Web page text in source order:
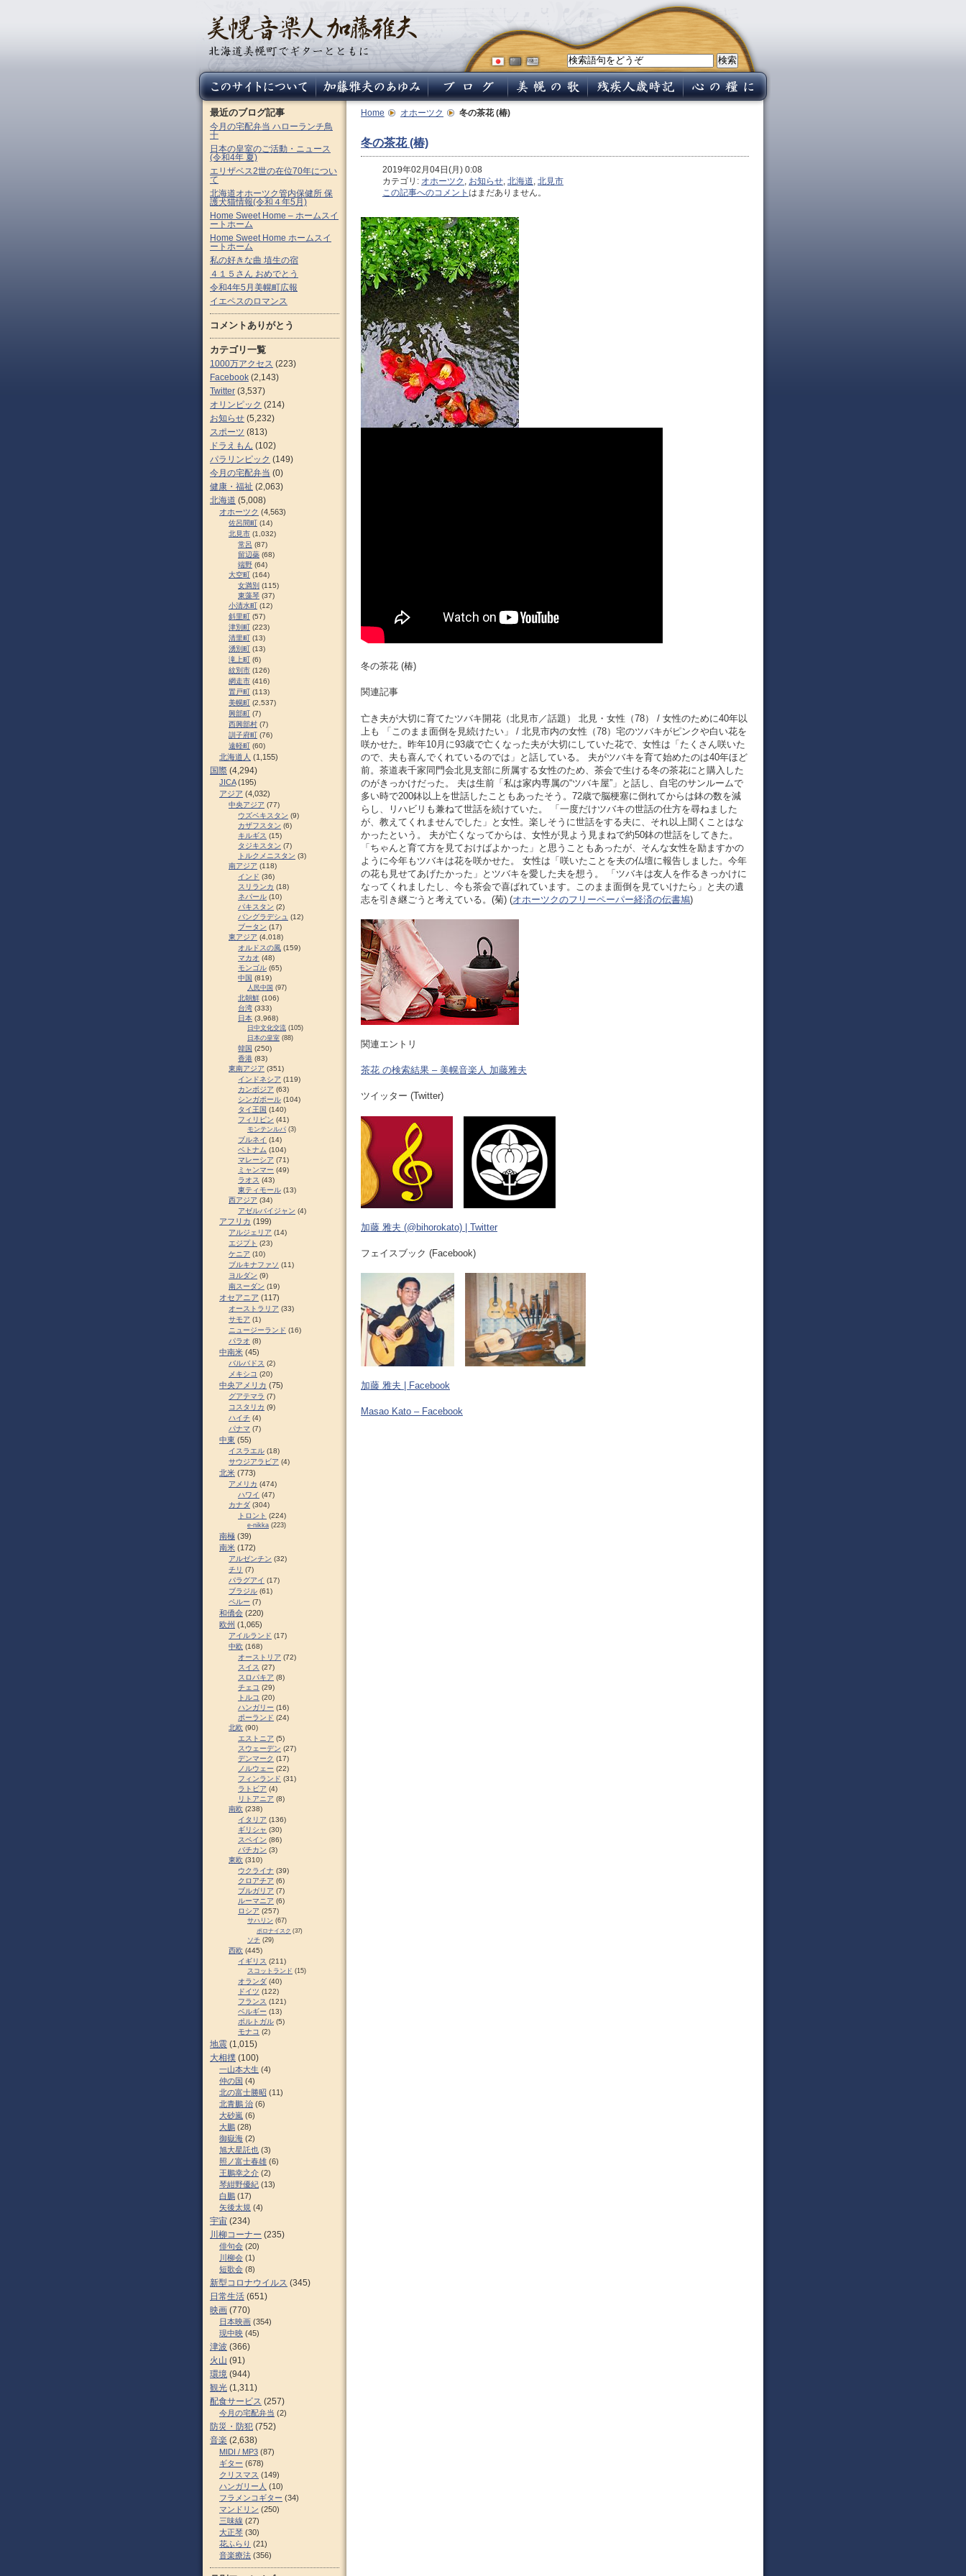
Home オホーツク 冬の茶花 (椿)
冬の茶花 (椿)
2019年02月04日(月) 0:08
カテゴリ: オホーツク , お知らせ, 北海道, 北見市
この記事へのコメント はまだありません。
冬の茶花 (椿)
関連記事
亡き夫が大切に育てたツバキ開花（北見市／話題） 北見・女性（78） / 女性のために40年以
上も 「このまま面倒を見続けたい」 / 北見市内の女性（78）宅のツバキがピンクや白い花を
咲かせた。昨年10月に93歳で亡くなった夫が大切にしていた花で、女性は「たくさん咲いた
ので、夫も喜んでくれているのでは」と話している。 夫がツバキを育て始めたのは40年ほど
前。茶道表千家同門会北見支部に所属する女性のため、茶会で生ける冬の茶花にと購入した
のがきっかけだった。 夫は生前「私は家内専属の“ツバキ屋”」と話し、自宅のサンルームで
多い時で200鉢以上を世話したこともあったそう。72歳で脳梗塞に倒れてからは鉢の数を減
らし、リハビリも兼ねて世話を続けていた。 「一度だけツバキの世話の仕方を尋ねました
が、教えてくれませんでした」と女性。楽しそうに世話をする夫に、それ以上聞くことはな
かったという。 夫が亡くなってからは、女性が見よう見まねで約50鉢の世話をしてきた。
「ちゃんと育て方を見ておけばよかった」と思うこともあったが、そんな女性を励ますかの
ように今年もツバキは花を咲かせた。 女性は「咲いたことを夫の仏壇に報告しました。今年
の花も見せてあげたかった」とツバキを愛した夫を想う。 「ツバキは友人を作るきっかけに
なってくれましたし、今も茶会で喜ばれています。このまま面倒を見ていけたら」と夫の遺
志を引き継ごうと考えている。(菊) (オホーツクのフリーペーパー経済の伝書鳩)
関連エントリ
茶花 の検索結果 – 美幌音楽人 加藤雅夫
ツイッター (Twitter)
加藤 雅夫 (@bihorokato) | Twitter
フェイスブック (Facebook)
加藤 雅夫 | Facebook
Masao Kato – Facebook
最近のブログ記事
今月の宅配弁当 ハローランチ鳥
十
日本の皇室のご活動・ニュース
(令和4年 夏)
エリザベス2世の在位70年につい
て
北海道オホーツク管内保健所 保
護犬猫情報(令和４年5月)
Home Sweet Home – ホームスイ
ートホーム
Home Sweet Home ホームスイ
ートホーム
私の好きな曲 埴生の宿
４１５さん おめでとう
令和4年5月美幌町広報
イエペスのロマンス
コメントありがとう
カテゴリ一覧
1000万アクセス (223)
Facebook (2,143)
Twitter (3,537)
オリンピック (214)
お知らせ (5,232)
スポーツ (813)
ドラえもん (102)
パラリンピック (149)
今月の宅配弁当 (0)
健康・福祉 (2,063)
北海道 (5,008)
オホーツク (4,563)
佐呂間町 (14)
北見市 (1,032)
常呂 (87)
留辺蘂 (68)
端野 (64)
大空町 (164)
女満別 (115)
東藻琴 (37)
小清水町 (12)
斜里町 (57)
津別町 (223)
清里町 (13)
湧別町 (13)
滝上町 (6)
紋別市 (126)
網走市 (416)
置戸町 (113)
美幌町 (2,537)
興部町 (7)
西興部村 (7)
訓子府町 (76)
遠軽町 (60)
北海道人 (1,155)
国際 (4,294)
JICA(195)
アジア (4,032)
中央アジア (77)
ウズベキスタン (9)
カザフスタン (6)
キルギス (15)
タジキスタン (7)
トルクメニスタン (3)
南アジア (118)
インド (36)
スリランカ (18)
ネパール (10)
パキスタン (2)
バングラデシュ (12)
ブータン (17)
東アジア (4,018)
オルドスの風 (159)
マカオ (48)
モンゴル (65)
中国 (819)
人民中国 (97)
北朝鮮 (106)
台湾 (333)
日本 (3,968)
日中文化交流 (105)
日本の皇室 (88)
韓国 (250)
香港 (83)
東南アジア (351)
インドネシア (119)
カンボジア (63)
シンガポール (104)
タイ王国 (140)
フィリピン (41)
モンテンルパ (3)
ブルネイ (14)
ベトナム (104)
マレーシア (71)
ミャンマー (49)
ラオス (43)
東ティモール (13)
西アジア (34)
アゼルバイジャン (4)
アフリカ (199)
アルジェリア (14)
エジプト (23)
ケニア (10)
ブルキナファソ (11)
ヨルダン (9)
南スーダン (19)
オセアニア (117)
オーストラリア (33)
サモア (1)
ニュージーランド (16)
パラオ (8)
中南米 (45)
バルバドス (2)
メキシコ (20)
中央アメリカ (75)
グアテマラ (7)
コスタリカ (9)
ハイチ (4)
パナマ (7)
中東 (55)
イスラエル (18)
サウジアラビア (4)
北米 (773)
アメリカ (474)
ハワイ (47)
カナダ (304)
トロント (224)
e-nikka (223)
南極 (39)
南米 (172)
アルゼンチン (32)
チリ (7)
パラグアイ (17)
ブラジル (61)
ペルー (7)
和僑会 (220)
欧州 (1,065)
アイルランド (17)
中欧 (168)
オーストリア (72)
スイス (27)
スロパキア (8)
チェコ (29)
トルコ (20)
ハンガリー (16)
ポーランド (24)
北欧 (90)
エストニア (5)
スウェーデン (27)
デンマーク (17)
ノルウェー (22)
フィンランド (31)
ラトビア (4)
リトアニア (8)
南欧 (238)
イタリア (136)
ギリシャ (30)
スペイン (86)
バチカン (3)
東欧 (310)
ウクライナ (39)
クロアチア (6)
ブルガリア (7)
ルーマニア (6)
ロシア (257)
サハリン (67)
ポロナイスク (37)
ソチ (29)
西欧 (445)
イギリス (211)
スコットランド (15)
オランダ (40)
ドイツ (122)
フランス (121)
ベルギー (13)
ポルトガル (5)
モナコ (2)
地震 (1,015)
大相撲 (100)
一山本大生 (4)
仲の国 (4)
北の富士勝昭 (11)
北青鵬 治 (6)
大砂嵐 (6)
大鵬 (28)
御嶽海 (2)
旭大星託也 (3)
照ノ富士春雄 (6)
王鵬幸之介 (2)
琴紺野優紀 (13)
白鵬 (17)
矢後太規 (4)
宇宙 (234)
川柳コーナー (235)
俳句会 (20)
川柳会 (1)
短歌会 (8)
新型コロナウイルス (345)
日常生活 (651)
映画 (770)
日本映画 (354)
現中映 (45)
津波 (366)
火山 (91)
環境 (944)
観光 (1,311)
配食サービス (257)
今月の宅配弁当 (2)
防災・防犯 (752)
音楽 (2,638)
MIDI / MP3 (87)
ギター (678)
クリスマス (149)
ハンガリー人 (10)
フラメンコギター (34)
マンドリン (250)
三味線 (27)
大正琴 (30)
花ふらり (21)
音楽療法 (356)